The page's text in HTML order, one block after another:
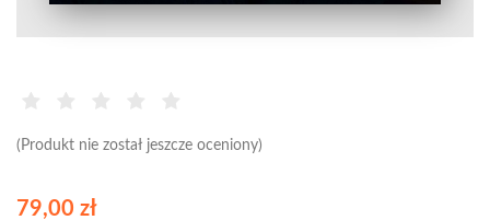
(Produkt nie został jeszcze oceniony)
79,00 zł